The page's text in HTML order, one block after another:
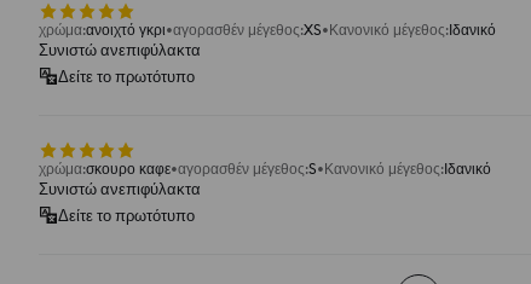
χρώμα:ανοιχτό γκρι αγορασθέν μέγεθος:XS Κανονικό μέγεθος:Ιδανικό
Συνιστώ ανεπιφύλακτα
Δείτε το πρωτότυπο
χρώμα:σκουρο καφε αγορασθέν μέγεθος:S Κανονικό μέγεθος:Ιδανικό
Συνιστώ ανεπιφύλακτα
Δείτε το πρωτότυπο